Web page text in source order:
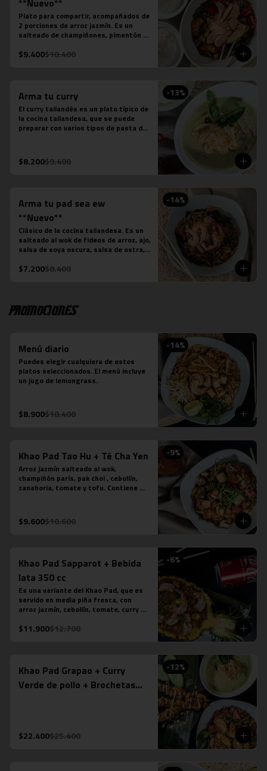
**Nuevo**
Plato para compartir, acompañados de
2 porciones de arroz jazmín. Es un
salteado de champiñones, pimentón
verde, salsa de soya, salsa de ostra,
$9.400$10.400
-13%
Arma tu curry
El curry tailandés es un plato típico de
la cocina tailandesa, que se puede
preparar con varios tipos de pasta de
plato levemente picante.
Estos son los ingredientes que
-Massaman: Papas, tamarindo y maní
-Panang: Maní y pimentón rojo
-Rojo: Cebolla morada, albahaca
fresca, jugo de piña y tomate
-Verde: Berenjenas, cebolla morada y
albahaca fresca
$8.200$9.400
-14%
Arma tu pad sea ew
**Nuevo**
Clásico de la cocina tailandesa. Es un
salteado al wok de fideos de arroz, ajo,
salsa de soya oscura, salsa de ostra,
elijas. Plato preparado sobre la base
$7.200$8.400
Promociones
-14%
Menú diario
Puedes elegir cualquiera de estos
platos seleccionados. El menú incluye
un jugo de lemongrass.
$8.900$10.400
-9%
Khao Pad Tao Hu + Té Cha Yen
Arroz jazmín salteado al wok,
champiñón parís, pak choi , cebollín,
zanahoria, tomate y tofu. Contiene
tailandés.
$9.600$10.600
-6%
Khao Pad Sapparot + Bebida
lata 350 cc
Es una variante del Khao Pad, que es
servido en media piña fresca, con
arroz jazmín, cebollín, tomate, curry
levemente picante. Más bebida en lata
$11.900$12.700
-12%
Khao Pad Grapao + Curry
Verde de pollo + Brochetas
$22.400$25.400